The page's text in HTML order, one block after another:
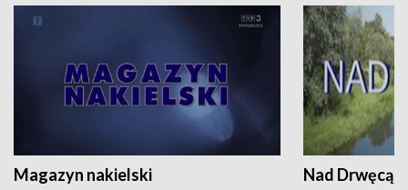
Magazyn nakielski Nad Drwęcą